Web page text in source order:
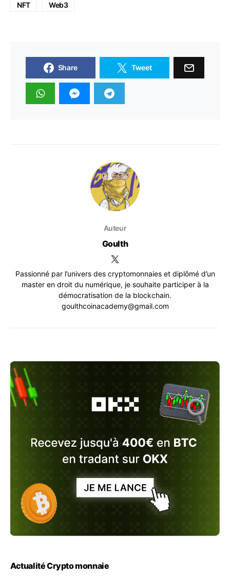
NFT Web3
Share Tweet
Auteur
Goulth
Passionné par l’univers des cryptomonnaies et diplômé d’un
master en droit du numérique, je souhaite participer à la
démocratisation de la blockchain.
goulthcoinacademy@gmail.com
Actualité Crypto monnaie